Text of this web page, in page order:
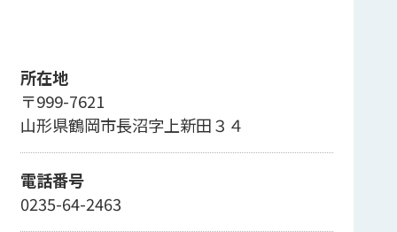
所在地
〒999-7621
山形県鶴岡市長沼字上新田３４
電話番号
0235-64-2463